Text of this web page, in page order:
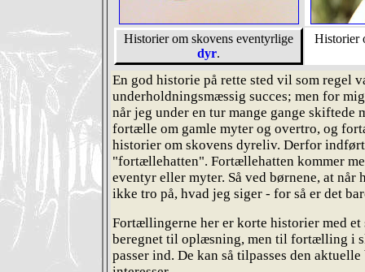
Historier om skovens eventyrlige
dyr.
Historier
En god historie på rette sted vil som regel
underholdningsmæssig succes; men for
når jeg under en tur mange gange
fortælle om gamle myter og overtro, og
historier om skovens dyreliv. Derfor
"fortællehatten". Fortællehatten kommer
eventyr eller myter. Så ved børnene, at når
ikke tro på, hvad jeg siger - for så er det
Fortællingerne her er korte historier med
beregnet til oplæsning, men til fortælling i
passer ind. De kan så tilpasses den